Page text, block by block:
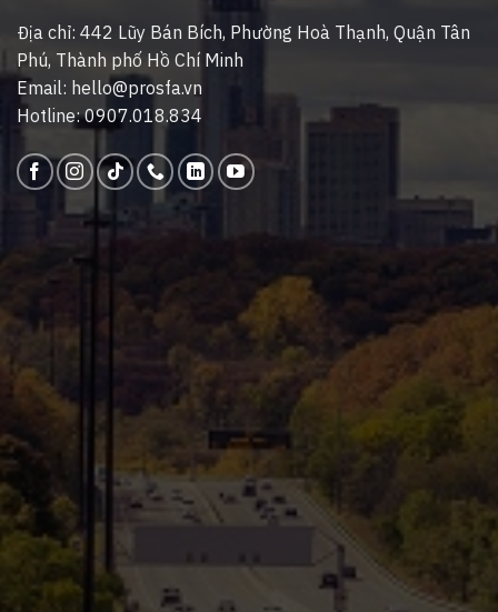
Địa chỉ: 442 Lũy Bán Bích, Phường Hoà Thạnh, Quận Tân
Phú, Thành phố Hồ Chí Minh
Email: hello@prosfa.vn
Hotline: 0907.018.834